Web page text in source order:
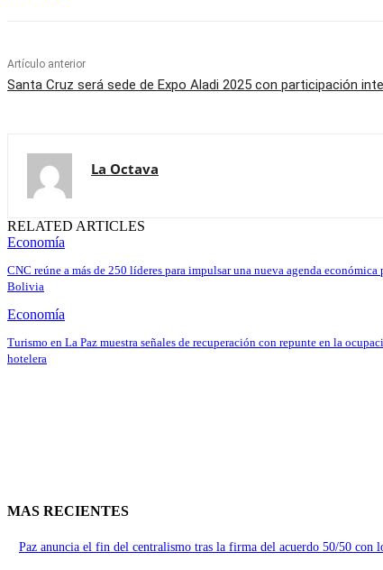
Artículo anterior
Santa Cruz será sede de Expo Aladi 2025 con participación
La Octava
RELATED ARTICLES
Economía
CNC reúne a más de 250 líderes para impulsar una nueva agenda económica
Bolivia
Economía
Turismo en La Paz muestra señales de recuperación con repunte en la
hotelera
MAS RECIENTES
Paz anuncia el fin del centralismo tras la firma del acuerdo 50/50 con